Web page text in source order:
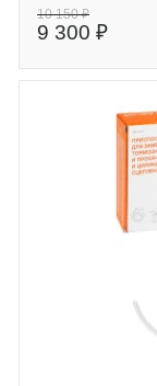
подаваемого в
атм
10 150 ₽
9 300 ₽